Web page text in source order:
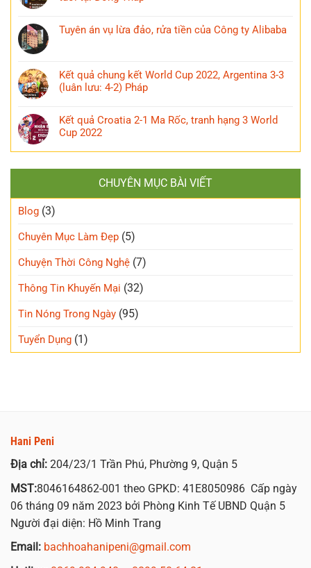
Tuyên án vụ lừa đảo, rửa tiền của Công ty Alibaba
Kết quả chung kết World Cup 2022, Argentina 3-3
(luân lưu: 4-2) Pháp
Kết quả Croatia 2-1 Ma Rốc, tranh hạng 3 World
Cup 2022
CHUYÊN MỤC BÀI VIẾT
Blog (3)
Chuyên Mục Làm Đẹp (5)
Chuyện Thời Công Nghệ (7)
Thông Tin Khuyến Mại (32)
Tin Nóng Trong Ngày (95)
Tuyển Dụng (1)
Hani Peni
Địa chỉ: 204/23/1 Trần Phú, Phường 9, Quận 5
MST:8046164862-001 theo GPKD: 41E8050986 Cấp ngày
06 tháng 09 năm 2023 bởi Phòng Kinh Tế UBND Quận 5
Người đại diện: Hồ Minh Trang
Email: bachhoahanipeni@gmail.com